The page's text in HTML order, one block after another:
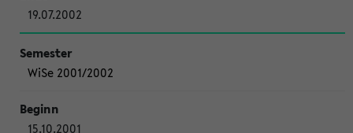
19.07.2002
WiSe 2001/2002
15.10.2001